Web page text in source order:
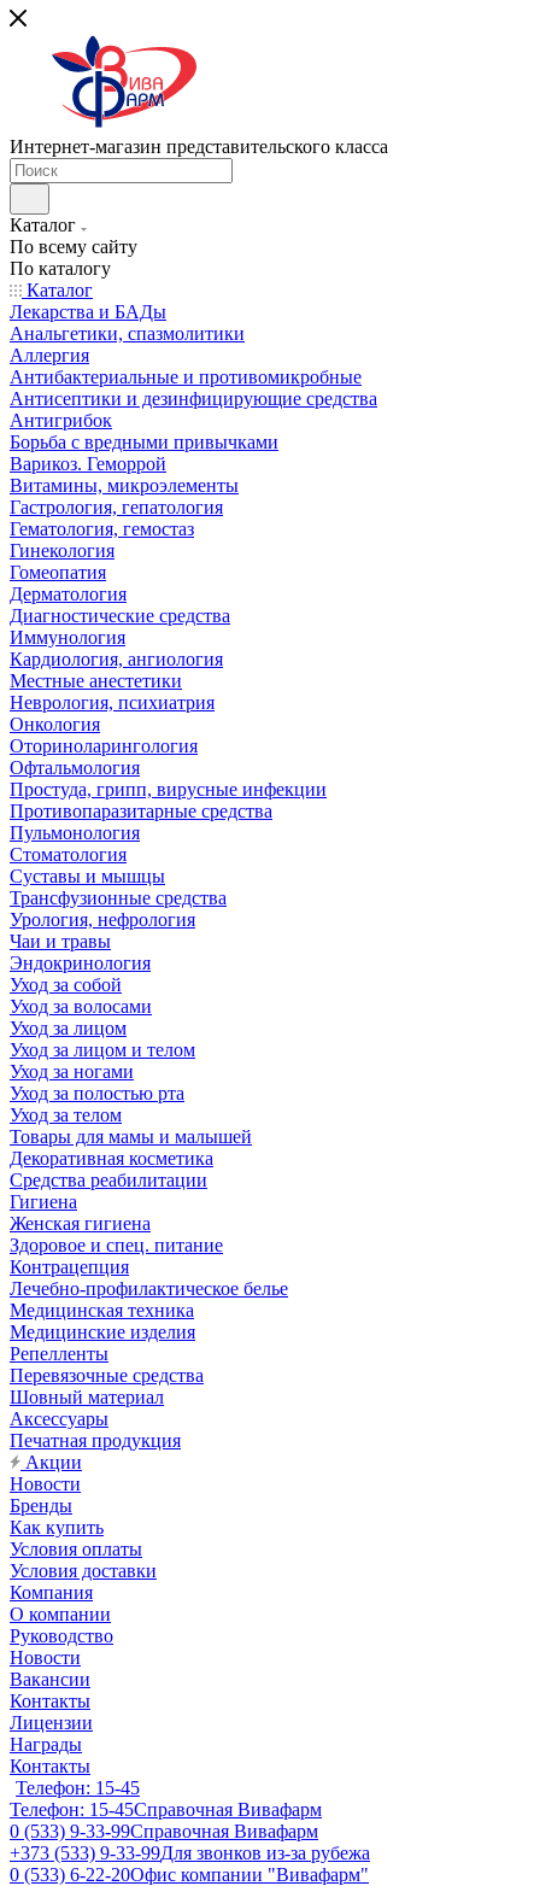
Интернет-магазин представительского класса
Каталог
По всему сайту
По каталогу
Каталог
Лекарства и БАДы
Анальгетики, спазмолитики
Аллергия
Антибактериальные и противомикробные
Антисептики и дезинфицирующие средства
Антигрибок
Борьба с вредными привычками
Варикоз. Геморрой
Витамины, микроэлементы
Гастрология, гепатология
Гематология, гемостаз
Гинекология
Гомеопатия
Дерматология
Диагностические средства
Иммунология
Кардиология, ангиология
Местные анестетики
Неврология, психиатрия
Онкология
Оториноларингология
Офтальмология
Простуда, грипп, вирусные инфекции
Противопаразитарные средства
Пульмонология
Стоматология
Суставы и мышцы
Трансфузионные средства
Урология, нефрология
Чаи и травы
Эндокринология
Уход за собой
Уход за волосами
Уход за лицом
Уход за лицом и телом
Уход за ногами
Уход за полостью рта
Уход за телом
Товары для мамы и малышей
Декоративная косметика
Средства реабилитации
Гигиена
Женская гигиена
Здоровое и спец. питание
Контрацепция
Лечебно-профилактическое белье
Медицинская техника
Медицинские изделия
Репелленты
Перевязочные средства
Шовный материал
Аксессуары
Печатная продукция
Акции
Новости
Бренды
Как купить
Условия оплаты
Условия доставки
Компания
О компании
Руководство
Новости
Вакансии
Контакты
Лицензии
Награды
Контакты
Телефон: 15-45
Телефон: 15-45Справочная Вивафарм
0 (533) 9-33-99Справочная Вивафарм
+373 (533) 9-33-99Для звонков из-за рубежа
0 (533) 6-22-20Офис компании "Вивафарм"